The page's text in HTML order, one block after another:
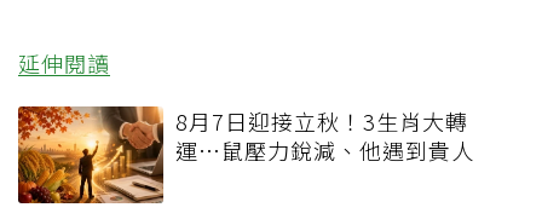
延伸閱讀
8月7日迎接立秋！3生肖大轉
運…鼠壓力銳減、他遇到貴人